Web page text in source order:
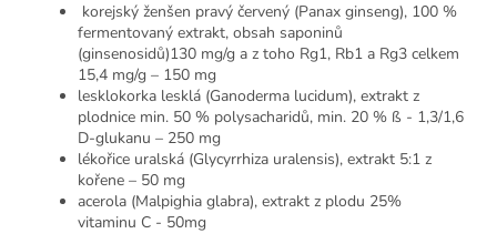
korejský ženšen pravý červený (Panax ginseng), 100 %
fermentovaný extrakt, obsah saponinů
(ginsenosidů)130 mg/g a z toho Rg1, Rb1 a Rg3 celkem
15,4 mg/g – 150 mg
lesklokorka lesklá (Ganoderma lucidum), extrakt z
plodnice min. 50 % polysacharidů, min. 20 % ß - 1,3/1,6
D-glukanu – 250 mg
lékořice uralská (Glycyrrhiza uralensis), extrakt 5:1 z
kořene – 50 mg
acerola (Malpighia glabra), extrakt z plodu 25%
vitaminu C - 50mg